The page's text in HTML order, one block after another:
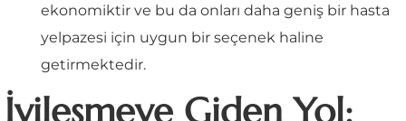
ekonomiktir ve bu da onları daha geniş bir hasta
yelpazesi için uygun bir seçenek haline
getirmektedir.
İyileşmeye Giden Yol: